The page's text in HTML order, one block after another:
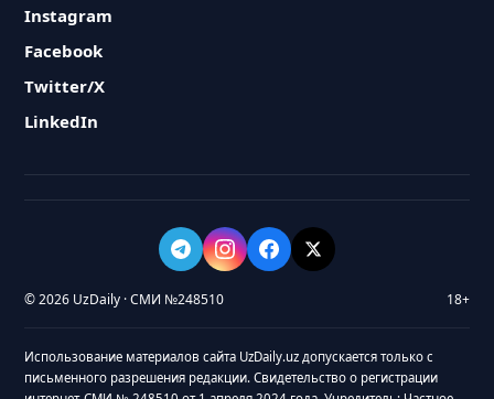
Instagram
Facebook
Twitter/X
LinkedIn
© 2026 UzDaily · СМИ №248510 18+
Использование материалов сайта UzDaily.uz допускается только с
письменного разрешения редакции. Свидетельство о регистрации